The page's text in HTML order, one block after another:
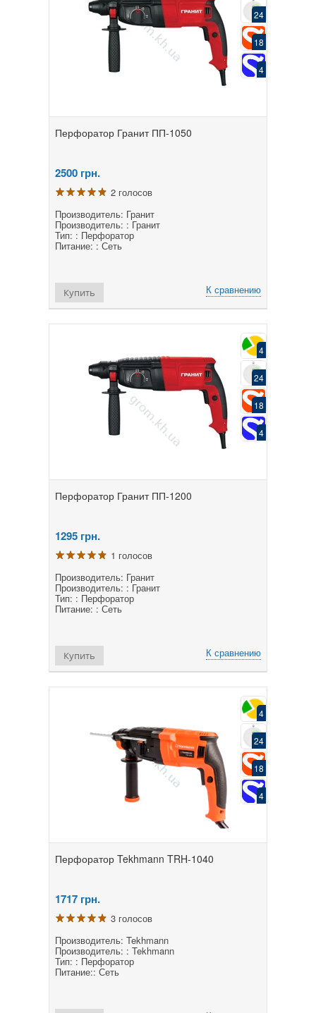
24
18
4
Перфоратор Гранит ПП-1050
2500 грн.
2 голосов
Производитель: Гранит
Производитель: : Гранит
Тип: : Перфоратор
Питание: : Сеть
К сравнению
Купить
4
24
18
4
Перфоратор Гранит ПП-1200
1295 грн.
1 голосов
Производитель: Гранит
Производитель: : Гранит
Тип: : Перфоратор
Питание: : Сеть
К сравнению
Купить
4
24
18
4
Перфоратор Tekhmann TRH-1040
1717 грн.
3 голосов
Производитель: Tekhmann
Производитель: : Tekhmann
Тип: : Перфоратор
Питание:: Сеть